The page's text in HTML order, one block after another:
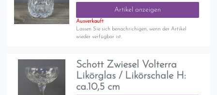
Artikel anzeigen
Ausverkauft
Lassen Sie sich benachrichigen, wenn der Artikel
wieder verfügbar ist.
Schott Zwiesel Volterra
Likörglas / Likörschale H:
ca.10,5 cm